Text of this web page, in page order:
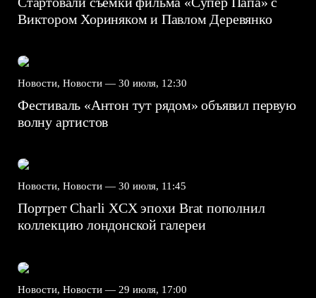
Виктором Хориняком и Павлом Деревянко
Новости, Новости — 30 июля, 12:30
Фестиваль «Антон тут рядом» объявил первую
волну артистов
Новости, Новости — 30 июля, 11:45
Портрет Charli XCX эпохи Brat пополнил
коллекцию лондонской галереи
Новости, Новости — 29 июля, 17:00